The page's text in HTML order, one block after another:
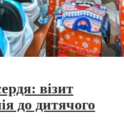
візит
до дитячого